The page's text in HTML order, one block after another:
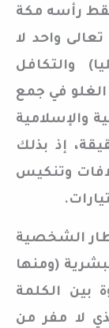
رأسه مكة
تعالى واحد لا
والتكافل
الغلو في جمع
والإسلامية
إذ بذلك
وتنكيس
الشخصية
(ومنها
بين الكلمة
لا مفر من